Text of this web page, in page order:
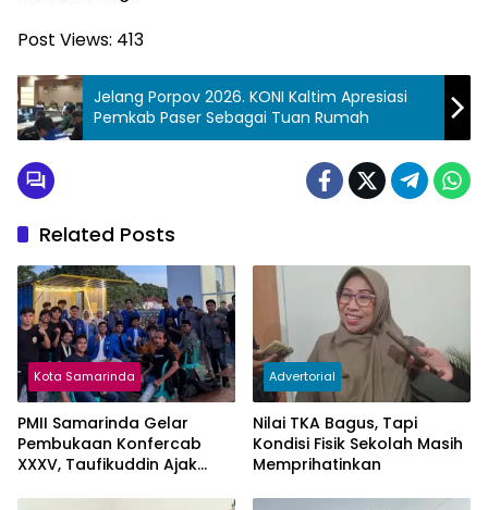
Post Views: 413
Jelang Porpov 2026. KONI Kaltim Apresiasi
Pemkab Paser Sebagai Tuan Rumah
Related Posts
Kota Samarinda
PMII Samarinda Gelar
Pembukaan Konfercab
XXXV, Taufikuddin Ajak
Persatuan
Advertorial
Nilai TKA Bagus, Tapi
Kondisi Fisik Sekolah Masih
Memprihatinkan